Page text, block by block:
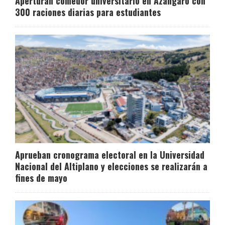
300 raciones diarias para estudiantes
Aprueban cronograma electoral en la Universidad
Nacional del Altiplano y elecciones se realizarán a
fines de mayo